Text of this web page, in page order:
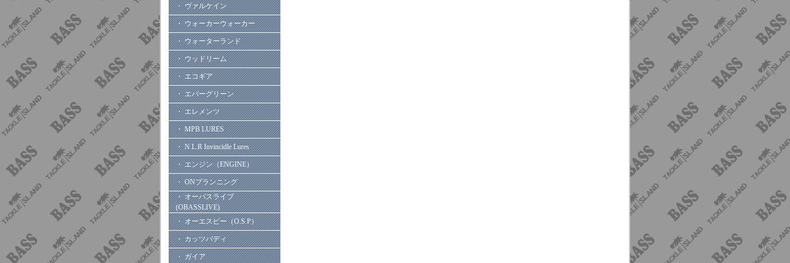
・ ヴァルケイン
・ ウォーカーウォーカー
・ ウォーターランド
・ ウッドリーム
・ エコギア
・ エバーグリーン
・ エレメンツ
・ MPB LURES
・ N.L.R Invincidle Lures
・ エンジン（ENGINE）
・ ONプランニング
・ オーバスライブ
(OBASSLIVE)
・ オーエスピー（O.S.P）
・ カッツバディ
・ ガイア